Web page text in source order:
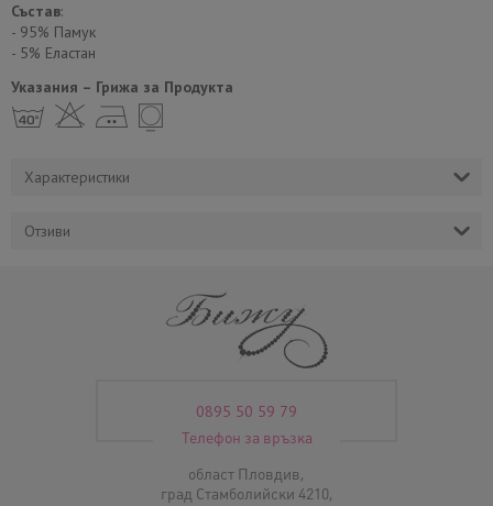
Състав:
- 95% Памук
- 5% Еластан
Указания – Грижа за Продукта
h H E Y
Характеристики
Отзиви
0895 50 59 79
Телефон за връзка
област Пловдив,
град Стамболийски 4210,